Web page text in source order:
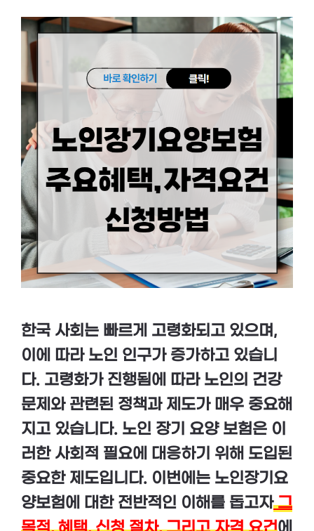
한국 사회는 빠르게 고령화되고 있으며,
이에 따라 노인 인구가 증가하고 있습니
다. 고령화가 진행됨에 따라 노인의 건강
문제와 관련된 정책과 제도가 매우 중요해
지고 있습니다. 노인 장기 요양 보험은 이
러한 사회적 필요에 대응하기 위해 도입된
중요한 제도입니다. 이번에는 노인장기요
양보험에 대한 전반적인 이해를 돕고자그
목적, 혜택, 신청 절차, 그리고 자격 요건에